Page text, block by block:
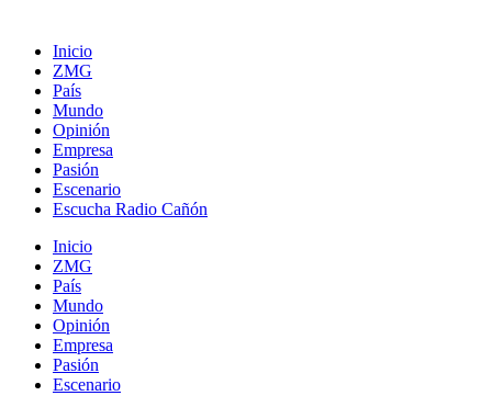
Inicio
ZMG
País
Mundo
Opinión
Empresa
Pasión
Escenario
Escucha Radio Cañón
Inicio
ZMG
País
Mundo
Opinión
Empresa
Pasión
Escenario